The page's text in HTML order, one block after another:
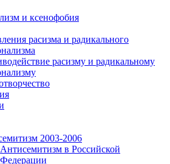
и ксенофобия
расизма и радикального
расизму и радикальному
2003-2006
Антисемитизм в Российской
Федерации